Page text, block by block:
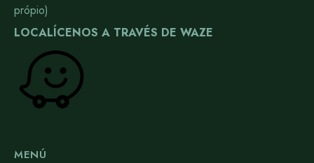
própio)
LOCALÍCENOS A TRAVÉS DE WAZE
MENÚ